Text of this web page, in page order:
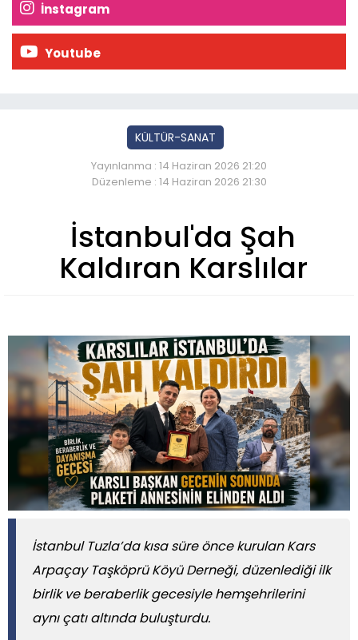
İnstagram
Youtube
KÜLTÜR-SANAT
Yayınlanma : 14 Haziran 2026 21:20
Düzenleme : 14 Haziran 2026 21:30
İstanbul'da Şah
Kaldıran Karslılar
İstanbul Tuzla’da kısa süre önce kurulan Kars
Arpaçay Taşköprü Köyü Derneği, düzenlediği ilk
birlik ve beraberlik gecesiyle hemşehrilerini
aynı çatı altında buluşturdu.